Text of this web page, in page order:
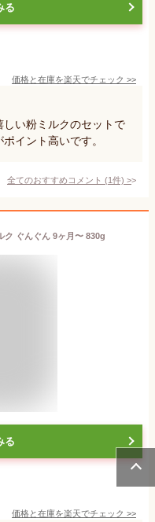
る
価格と在庫を楽天でチェック >>
い粉ミルクのセットで
イント高いです。
全てのおすすめコメント (1件) >
ぐんぐん 9ヶ月〜 830g
る
価格と在庫を楽天でチェック >>